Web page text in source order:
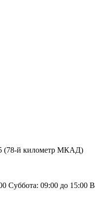
(78-й километр МКАД)
Суббота: 09:00 до 15:00